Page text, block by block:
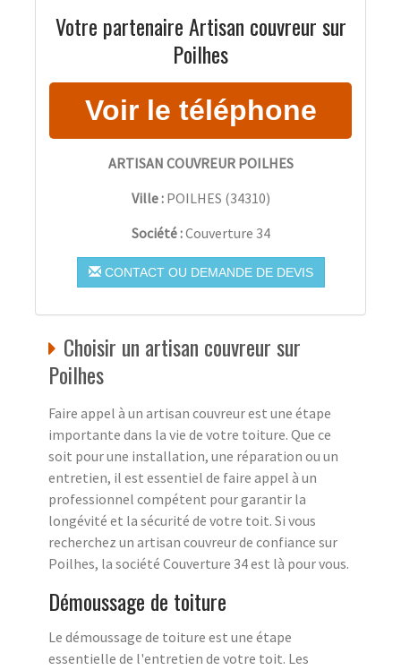
Votre partenaire Artisan couvreur sur
Poilhes
ARTISAN COUVREUR POILHES
Ville : POILHES (34310)
Société :Couverture 34
CONTACT OU DEMANDE DE DEVIS
Choisir un artisan couvreur sur
Poilhes
Faire appel à un artisan couvreur est une étape
importante dans la vie de votre toiture. Que ce
soit pour une installation, une réparation ou un
entretien, il est essentiel de faire appel à un
professionnel compétent pour garantir la
longévité et la sécurité de votre toit. Si vous
recherchez un artisan couvreur de confiance sur
Poilhes, la société Couverture 34 est là pour vous.
Démoussage de toiture
Le démoussage de toiture est une étape
essentielle de l'entretien de votre toit. Les